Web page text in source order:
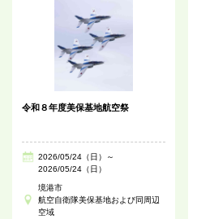
令和８年度美保基地航空祭
2026/05/24（日）～
2026/05/24（日）
境港市
航空自衛隊美保基地および同周辺
空域